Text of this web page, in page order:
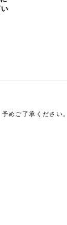
めご了承ください。